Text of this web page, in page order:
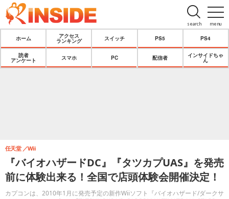
menu
search
ホーム
アクセス
ランキング
スイッチ PS5 PS4
読者
アンケート
スマホ PC 配信者
インサイドちゃ
ん
『バイオハザードDC』『タツカプUAS』を発売
前に体験出来る！全国で店頭体験会開催決定！
カプコンは、2010年1月に発売予定の新作Wiiソフト『バイオハザード/ダークサ
任天堂 Wii